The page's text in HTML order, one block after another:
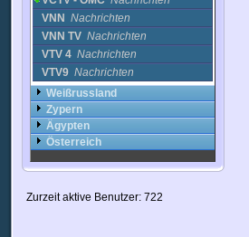
VNN
Nachrichten
VNN TV Nachrichten
VTV 4 Nachrichten
VTV9 Nachrichten
Weißrussland
Zypern
Ägypten
Österreich
Zurzeit aktive Benutzer: 722